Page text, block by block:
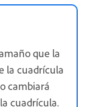
que la
la cuadrícula
cambiará
cuadrícula.